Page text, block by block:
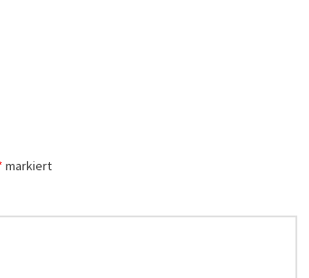
markiert